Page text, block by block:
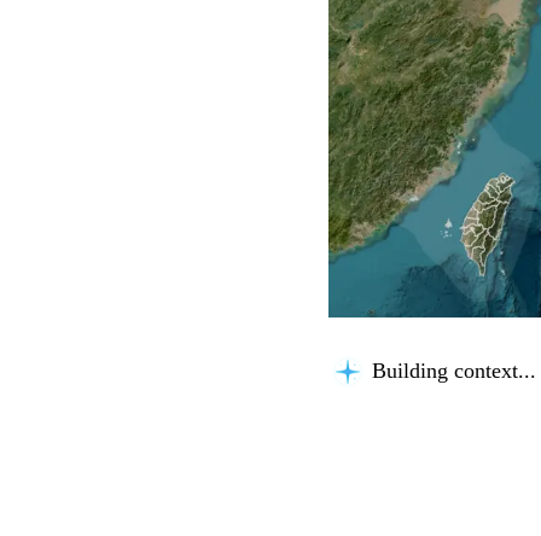
Building context...